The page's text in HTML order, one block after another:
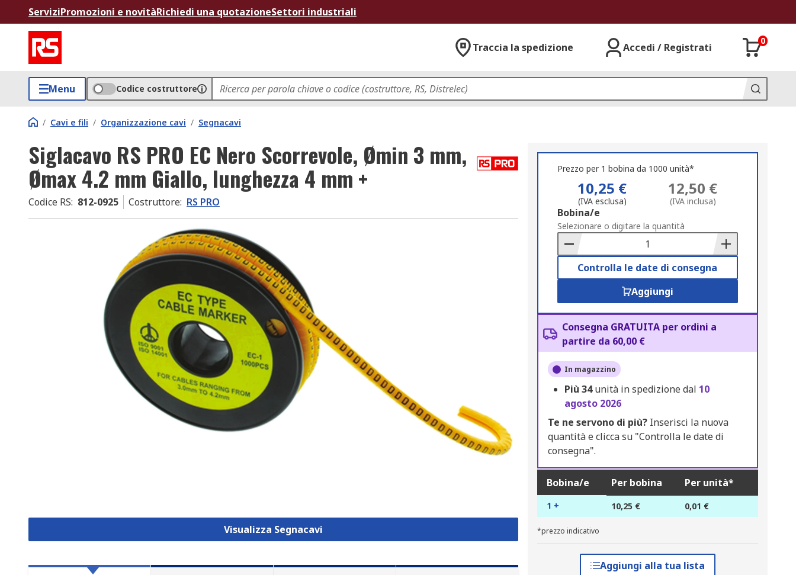
ServiziPromozioni e novitàRichiedi una quotazioneSettori industriali
Traccia la spedizione Accedi / Registrati
0
Menu Codice costruttore
/ Cavi e fili / Organizzazione cavi / Segnacavi
Siglacavo RS PRO EC Nero Scorrevole, Ømin 3 mm,
Ømax 4.2 mm Giallo, lunghezza 4 mm +
Codice RS: 812-0925 Costruttore: RS PRO
Visualizza Segnacavi
Prezzo per 1 bobina da 1000 unità*
10,25 €
(IVA esclusa)
12,50 €
(IVA inclusa)
Add
to
Basket
Bobina/e
Selezionare o digitare la quantità
Controlla le date di consegna
Aggiungi
Consegna GRATUITA per ordini a
partire da 60,00 €
In magazzino
Più 34unità in spedizione dal 10
agosto 2026
Te ne servono di più?Inserisci la nuova
quantità e clicca su "Controlla le date di
consegna".
Bobina/e Per bobina Per unità*
1 + 10,25 € 0,01 €
*prezzo indicativo
Aggiungi alla tua lista